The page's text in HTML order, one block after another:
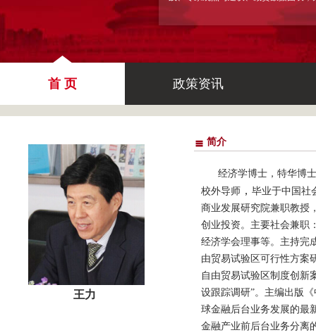
首 页 政策资讯
王力
简介
经济学博士，特华博
校外导师 ， 毕业于中国社
商业发展研究院兼职教授
创业投资。主要社会兼职
经济学会理事等。主持完
由贸易试验区可行性方案
自由贸易试验区制度创新
设跟踪调研”。主编出版
球金融后台业务发展的最
金融产业前后台业务分离